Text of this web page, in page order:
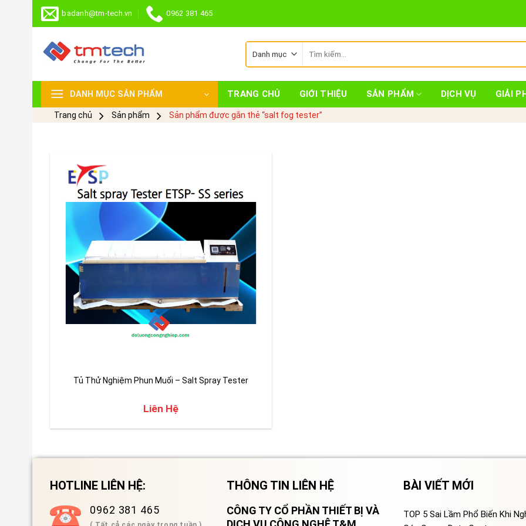
Skip
badanh@tm-tech.vn 0962 381 465
kiếm:
DANH MỤC SẢN PHẨM TRANG CHỦ GIỚI THIỆU SẢN PHẨM DỊCH VỤ GIẢI
Trang chủ Sản phẩm Sản phẩm được gắn thẻ “salt fog tester”
Tủ Thử Nghiệm Phun Muối – Salt Spray Tester
Liên Hệ
HOTLINE LIÊN HỆ:
0962 381 465
THÔNG TIN LIÊN HỆ
CÔNG TY CỔ PHẦN THIẾT BỊ VÀ
BÀI VIẾT MỚI
TOP 5 Sai Lầm Phổ Biến Khi